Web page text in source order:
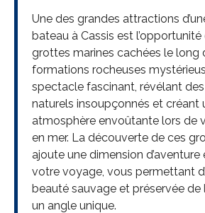
Une des grandes attractions
bateau à Cassis est l’opportunité
grottes marines cachées le long
formations rocheuses
spectacle fascinant, révélant
naturels insoupçonnés et créant
atmosphère envoûtante lors de
en mer. La découverte de ces
ajoute une dimension
votre voyage, vous permettant
beauté sauvage et préservée de
un angle unique.